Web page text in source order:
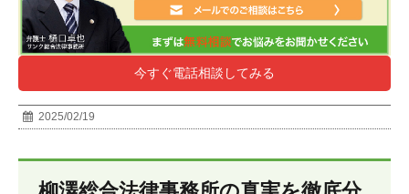
今すぐ電話相談してみる
2025/02/19